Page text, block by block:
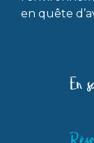
en quête
En